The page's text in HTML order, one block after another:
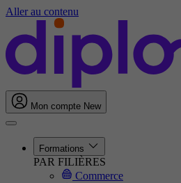
Aller au contenu
Mon compte New
Formations
PAR FILIÈRES
Commerce